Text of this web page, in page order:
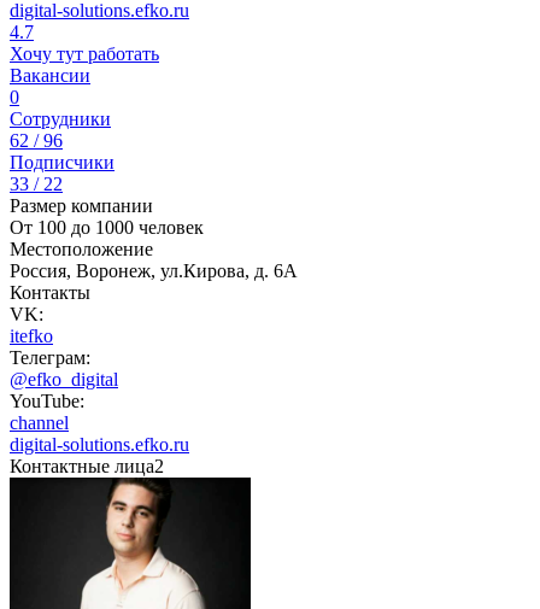
digital-solutions.efko.ru
4.7
Хочу тут работать
Вакансии
0
Сотрудники
62 / 96
Подписчики
33 / 22
Размер компании
От 100 до 1000 человек
Местоположение
Россия, Воронеж, ул.Кирова, д. 6А
Контакты
VK:
itefko
Телеграм:
@efko_digital
YouTube:
channel
digital-solutions.efko.ru
Контактные лица2